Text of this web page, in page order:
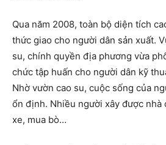
Qua năm 2008, toàn bộ diện tích
thức giao cho người dân sản xuất.
su, chính quyền địa phương vừa
chức tập huấn cho người dân kỹ
Nhờ vườn cao su, cuộc sống của
ổn định. Nhiều người xây được nhà
xe, mua bò…